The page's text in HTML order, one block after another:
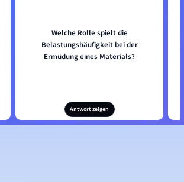
Welche Rolle spielt die
Belastungshäufigkeit bei der
Ermüdung eines Materials?
Antwort zeigen